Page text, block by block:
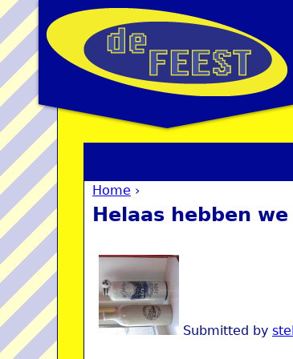
You are here
Home ›
Helaas hebben
Submitted by stel